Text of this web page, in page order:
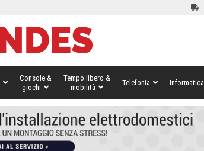
Console &
giochi
Tempo libero &
mobilità
Telefonia Informatica